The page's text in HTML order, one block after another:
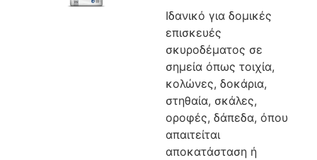
Ιδανικό για δομικές
επισκευές
σκυροδέματος σε
σημεία όπως τοιχία,
κολώνες, δοκάρια,
στηθαία, σκάλες,
οροφές, δάπεδα, όπου
απαιτείται
αποκατάσταση ή